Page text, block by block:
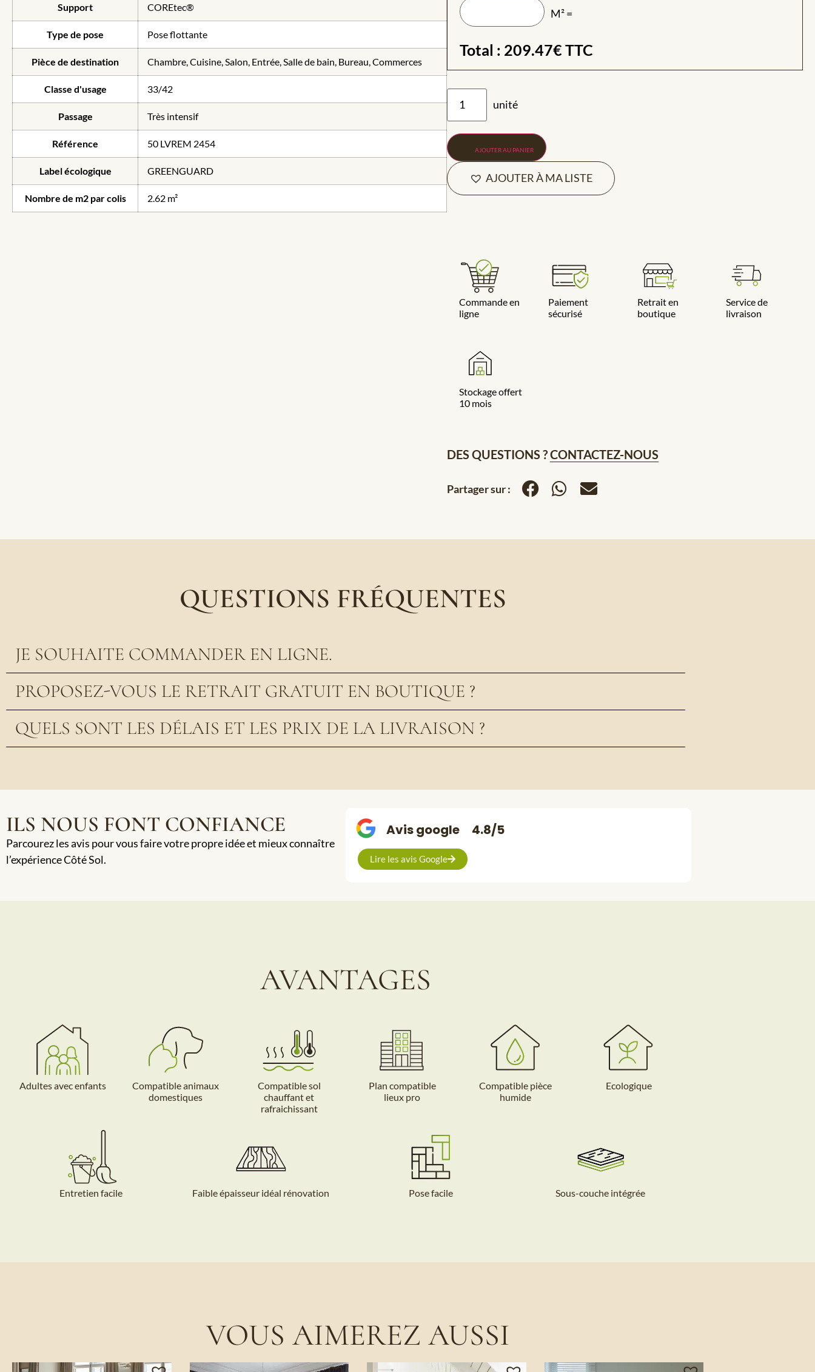
Support COREtec®
Type de pose Pose flottante
Pièce de destination Chambre, Cuisine, Salon, Entrée, Salle de bain, Bureau, Commerces
Classe d'usage 33/42
Passage Très intensif
Référence 50 LVREM 2454
Label écologique GREENGUARD
Nombre de m2 par colis 2.62 m²
M² =
Total : 209.47€ TTC
AJOUTER AU PANIER
AJOUTER À MA LISTE
Commande en
ligne
Paiement
sécurisé
Retrait en
boutique
Service de
livraison
Stockage offert
10 mois
DES QUESTIONS ?CONTACTEZ-NOUS
Partager sur :
QUESTIONS FRÉQUENTES
JE SOUHAITE COMMANDER EN LIGNE.
PROPOSEZ-VOUS LE RETRAIT GRATUIT EN BOUTIQUE ?
QUELS SONT LES DÉLAIS ET LES PRIX DE LA LIVRAISON ?
ILS NOUS FONT CONFIANCE
Parcourez les avis pour vous faire votre propre idée et mieux connaître
l’expérience Côté Sol.
Avis google 4.8/5
Lire les avis Google
AVANTAGES
Adultes avec enfants
Compatible animaux
domestiques
Compatible sol
chauffant et
rafraichissant
Plan compatible
lieux pro
Compatible pièce
humide
Ecologique
Entretien facile Faible épaisseur idéal rénovation Pose facile Sous-couche intégrée
VOUS AIMEREZ AUSSI